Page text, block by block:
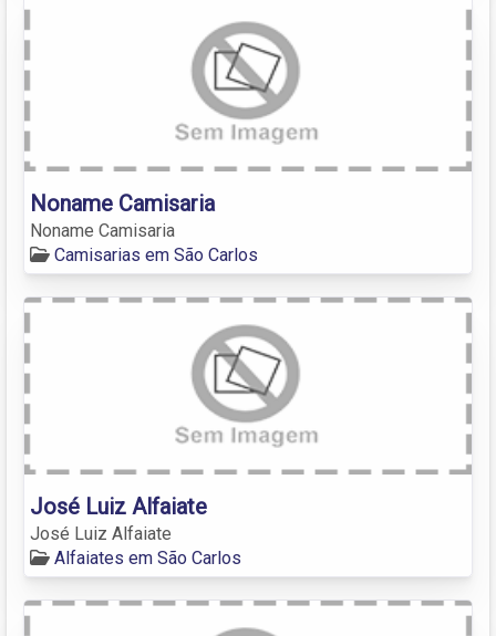
Noname Camisaria
Noname Camisaria
Camisarias em São Carlos
José Luiz Alfaiate
José Luiz Alfaiate
Alfaiates em São Carlos